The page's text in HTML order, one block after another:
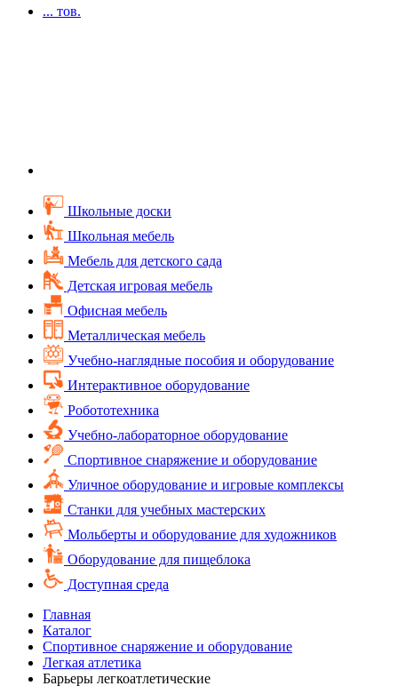
... тов.
Школьные доски
Школьная мебель
Мебель для детского сада
Детская игровая мебель
Офисная мебель
Металлическая мебель
Учебно-наглядные пособия и оборудование
Интерактивное оборудование
Робототехника
Учебно-лабораторное оборудование
Спортивное снаряжение и оборудование
Уличное оборудование и игровые комплексы
Cтанки для учебных мастерских
Мольберты и оборудование для художников
Оборудование для пищеблока
Доступная среда
Главная
Каталог
Спортивное снаряжение и оборудование
Легкая атлетика
Барьеры легкоатлетические